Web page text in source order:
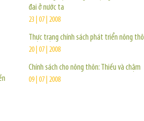
đai ở nước ta
23 | 07 | 2008
Thực trạng chính sách phát triển nông
20 | 07 | 2008
Chính sách cho nông thôn: Thiếu và chậm
09 | 07 | 2008